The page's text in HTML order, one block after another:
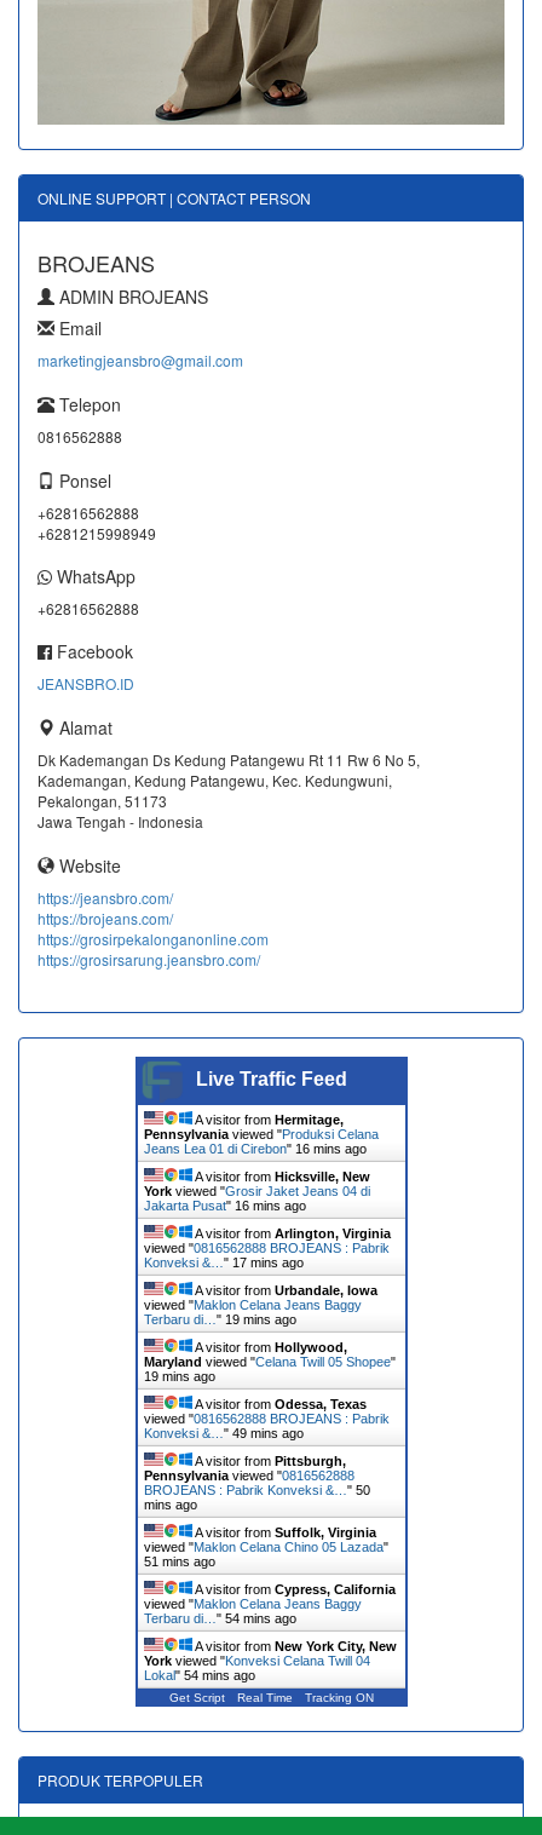
ONLINE SUPPORT | CONTACT PERSON
BROJEANS
ADMIN BROJEANS
Email
marketingjeansbro@gmail.com
Telepon
0816562888
Ponsel
+62816562888
+6281215998949
WhatsApp
+62816562888
Facebook
JEANSBRO.ID
Alamat
Dk Kademangan Ds Kedung Patangewu Rt 11 Rw 6 No 5,
Kademangan, Kedung Patangewu, Kec. Kedungwuni,
Pekalongan, 51173
Jawa Tengah - Indonesia
Website
https://jeansbro.com/
https://brojeans.com/
https://grosirpekalonganonline.com
https://grosirsarung.jeansbro.com/
Live Traffic Feed
A visitor from Hermitage,
Pennsylvaniaviewed "Produksi Celana
Jeans Lea 01 di Cirebon" 16 mins ago
A visitor from Hicksville, New
Yorkviewed "Grosir Jaket Jeans 04 di
Jakarta Pusat" 16 mins ago
A visitor from Arlington, Virginia
viewed "0816562888 BROJEANS : Pabrik
Konveksi &… " 17 mins ago
A visitor from Urbandale, Iowa
viewed "Maklon Celana Jeans Baggy
Terbaru di… " 19 mins ago
A visitor from Hollywood,
Maryland viewed "Celana Twill 05 Shopee"
19 mins ago
A visitor from Odessa, Texas
viewed "0816562888 BROJEANS : Pabrik
Konveksi &… " 49 mins ago
A visitor from Pittsburgh,
Pennsylvaniaviewed "0816562888
BROJEANS : Pabrik Konveksi &… " 50
mins ago
A visitor from Suffolk, Virginia
viewed "Maklon Celana Chino 05 Lazada"
51 mins ago
A visitor from Cypress, California
viewed "Maklon Celana Jeans Baggy
Terbaru di… " 54 mins ago
A visitor from New York City, New
Yorkviewed "Konveksi Celana Twill 04
Lokal" 54 mins ago
Get Script Real Time Tracking ON
PRODUK TERPOPULER